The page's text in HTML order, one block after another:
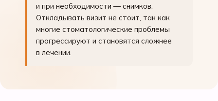
и при необходимости — снимков.
Откладывать визит не стоит, так как
многие стоматологические проблемы
прогрессируют и становятся сложнее
в лечении.